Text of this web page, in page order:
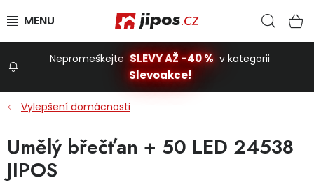
Stavba a dům
Nepromeškejte SLEVY AŽ -40 % v kategorii
Slevoakce!
Vylepšení domácnosti
Umělý břečťan + 50 LED 24538
JIPOS